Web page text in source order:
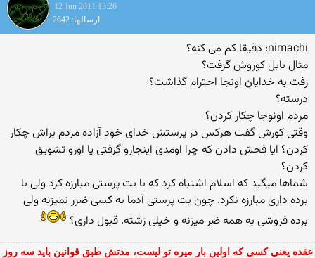
12 Jun 2011 13:26
ارسالها: 2642
nimachi: دقیقا کم می کنه؟
مثال بابل کوروش گرفت؟
رفت به خدایان اونجا احترام گذاشت؟
درسته؟
مردم اونوجا چکار کردن؟
وقتی کورش گفت هرکس در پرستش خدای خود آزاده مردم براش چکار
کردن؟ ایا فحش دادن که چرا اومدی اینجارو گرفتی یا اورو تشویق
کردن؟
شماها میگید كه اسلام اشتباه كرد كه با بت پرستی مبارزه كرد ولی با
برده داری مبارزه نكرد. چون بت پرستی آدما به كسی ضرر نمیزنه ولی
برده فروشی به همه ضر میزنه و خیلی زشته. قبول داری؟
عقده یعنی کسی که اولین بار میره تو لیست، مدتش طبق قوانین باید سه روز